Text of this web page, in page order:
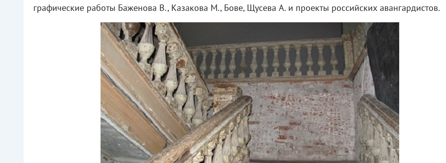
графические работы Баженова В., Казакова М., Бове, Щусева А. и проекты российских авангардистов.